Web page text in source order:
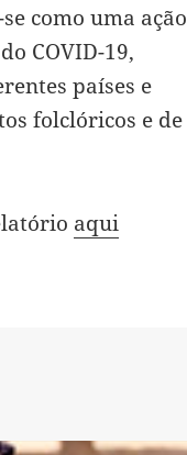
como uma ação
COVID-19,
países e
folclóricos e de
aqui